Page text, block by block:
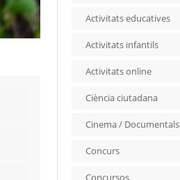
Activitats educatives
Activitats infantils
Activitats online
Ciència ciutadana
Cinema / Documentals
Concurs
Concursos